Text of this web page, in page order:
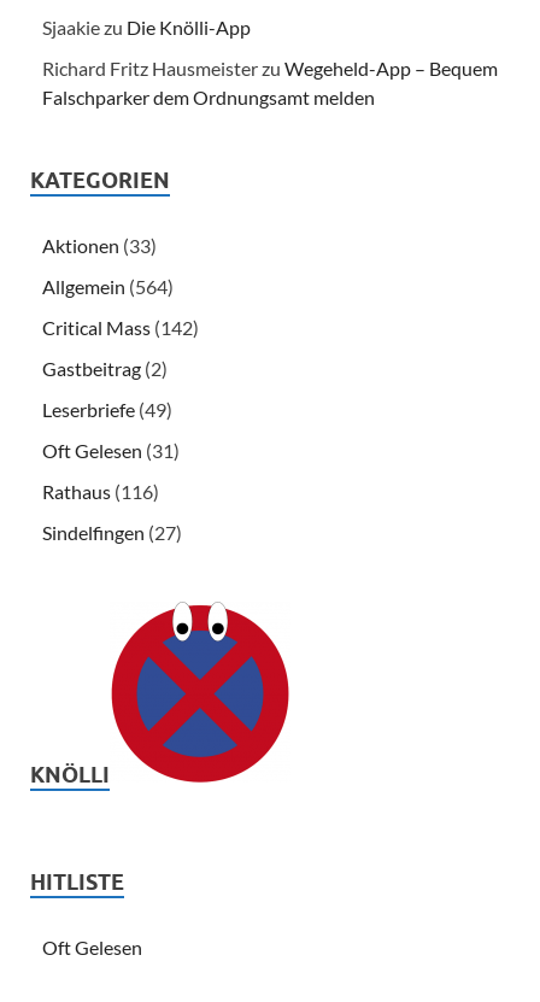
Sjaakiezu Die Knölli-App
Richard Fritz Hausmeisterzu Wegeheld-App – Bequem
Falschparker dem Ordnungsamt melden
KATEGORIEN
Aktionen (33)
Allgemein (564)
Critical Mass (142)
Gastbeitrag (2)
Leserbriefe (49)
Oft Gelesen (31)
Rathaus (116)
Sindelfingen (27)
KNÖLLI
HITLISTE
Oft Gelesen